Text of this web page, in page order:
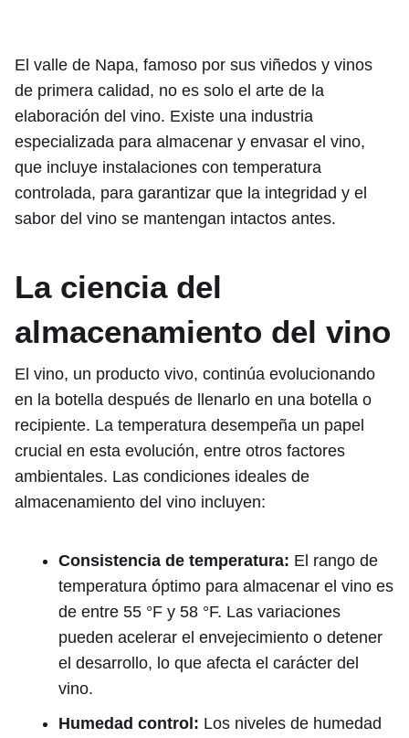
El valle de Napa, famoso por sus viñedos y vinos
de primera calidad, no es solo el arte de la
elaboración del vino. Existe una industria
especializada para almacenar y envasar el vino,
que incluye instalaciones con temperatura
controlada, para garantizar que la integridad y el
sabor del vino se mantengan intactos antes.
La ciencia del
almacenamiento del vino
El vino, un producto vivo, continúa evolucionando
en la botella después de llenarlo en una botella o
recipiente. La temperatura desempeña un papel
crucial en esta evolución, entre otros factores
ambientales. Las condiciones ideales de
almacenamiento del vino incluyen:
Consistencia de temperatura: El rango de
temperatura óptimo para almacenar el vino es
de entre 55 °F y 58 °F. Las variaciones
pueden acelerar el envejecimiento o detener
el desarrollo, lo que afecta el carácter del
vino.
Humedad control: Los niveles de humedad